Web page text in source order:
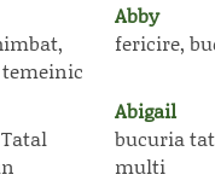
Abby
fericire,
Abigail
bucuria
multi